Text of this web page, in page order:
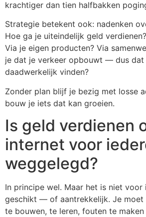
krachtiger dan tien halfbakken
Strategie betekent ook: nadenken
Hoe ga je uiteindelijk geld
Via je eigen producten? Via
je dat je verkeer opbouwt — dus dat
daadwerkelijk vinden?
Zonder plan blijf je bezig met losse
bouw je iets dat kan groeien.
Is geld verdienen
internet voor
weggelegd?
In principe wel. Maar het is niet voor
geschikt — of aantrekkelijk. Je moet
te bouwen, te leren, fouten te